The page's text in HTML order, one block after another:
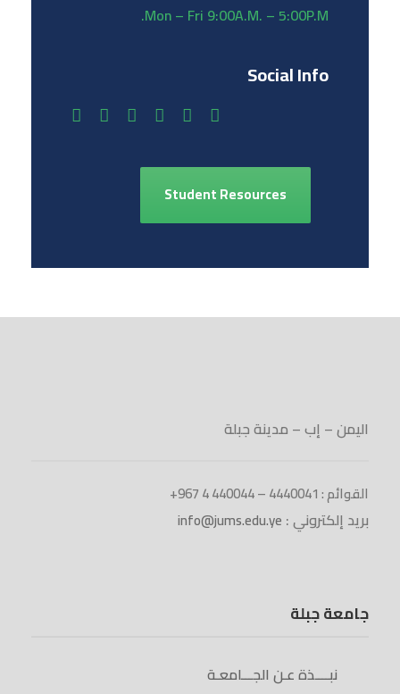
Mon – Fri 9:00A.M. – 5:00P.M.
Social Info
Student Resources
اليمن – إب – مدينة جبلة
القوائم : 4440041 – 440044 4 967+
بريد إلكتروني : info@jums.edu.ye
جامعة جبلة
نبــــذة عـن الجـــامعـة